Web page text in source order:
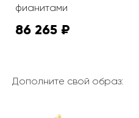
фианитами
86 265 ₽
Дополните свой образ: